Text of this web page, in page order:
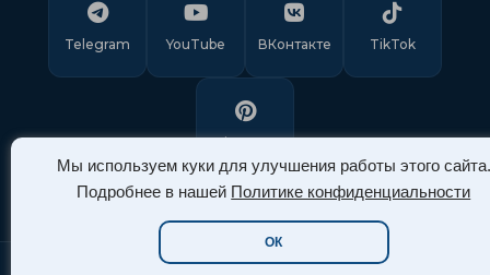
Мы используем куки для улучшения работы этого сайта.
Подробнее в нашей Политике конфиденциальности
ОК
Telegram YouTube ВКонтакте TikTok
Pinterest